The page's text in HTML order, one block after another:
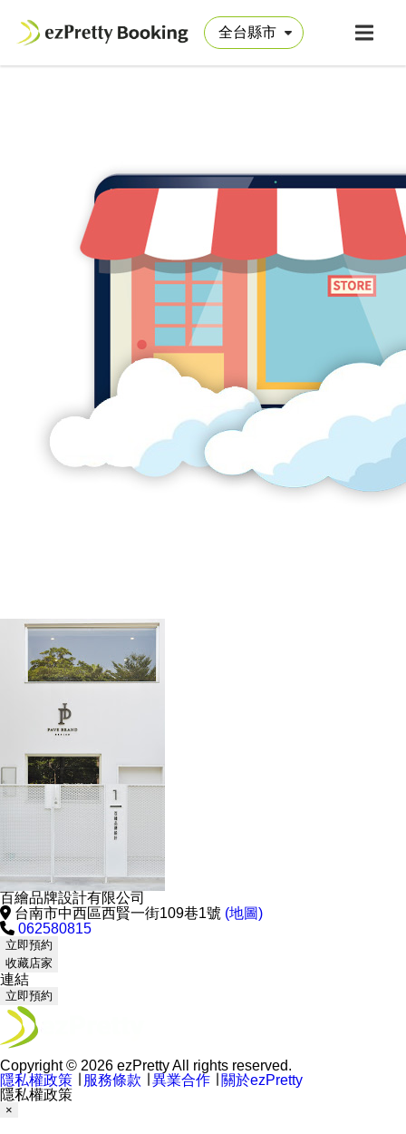
百繪品牌設計有限公司
台南市中西區西賢一街109巷1號 (地圖)
062580815
立即預約
收藏店家
連結
立即預約
Copyright © 2026 ezPretty All rights reserved.
隱私權政策
服務條款 異業合作
關於ezPretty
隱私權政策
×